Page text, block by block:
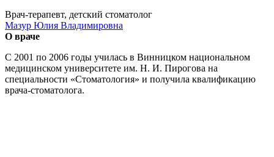
Врач-терапевт, детский стоматолог
Мазур Юлия Владимировна
О враче
С 2001 по 2006 годы училась в Винницком национальном
медицинском университете им. Н. И. Пирогова на
специальности «Стоматология» и получила квалификацию
врача-стоматолога.